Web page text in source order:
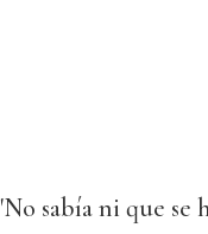
'No sabía ni que